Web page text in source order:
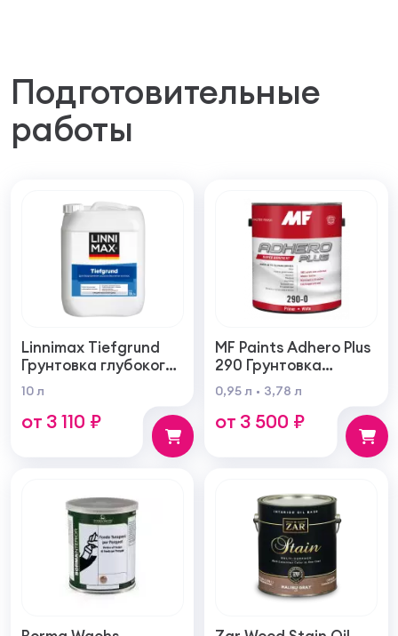
Подготовительные
работы
Linnimax Tiefgrund
Грунтовка глубокого
проникновения для
внутренних и
наружных работ
10 л
от 3 110 ₽
MF Paints Adhero Plus
290 Грунтовка
высшего качества из
100% акрилового
латекса для
0,95 л 3,78 л
от 3 500 ₽